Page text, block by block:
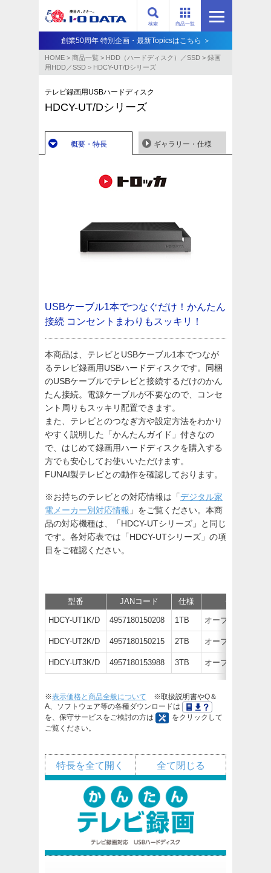
商品一覧
検索
創業50周年 特別企画・最新Topicsはこちら ＞
HOME > 商品一覧 > HDD（ハードディスク）／SSD > 録画
用HDD／SSD > HDCY-UT/Dシリーズ
テレビ録画用USBハードディスク
HDCY-UT/Dシリーズ
概要・特長 ギャラリー・仕様
USBケーブル1本でつなぐだけ！かんたん
接続 コンセントまわりもスッキリ！
本商品は、テレビとUSBケーブル1本でつなが
るテレビ録画用USBハードディスクです。同梱
のUSBケーブルでテレビと接続するだけのかん
たん接続。電源ケーブルが不要なので、コンセ
ント周りもスッキリ配置できます。
また、テレビとのつなぎ方や設定方法をわかり
やすく説明した「かんたんガイド」付きなの
で、はじめて録画用ハードディスクを購入する
方でも安心してお使いいただけます。
FUNAI製テレビとの動作を確認しております。
※お持ちのテレビとの対応情報は「デジタル家
電メーカー別対応情報 」をご覧ください。本商
品の対応機種は、「HDCY-UTシリーズ」と同じ
です。各対応表では「HDCY-UTシリーズ」の項
目をご確認ください。
型番 JANコード 仕様 価格
HDCY-UT1K/D 4957180150208 1TB オープン価格
HDCY-UT2K/D 4957180150215 2TB オープン価格
HDCY-UT3K/D 4957180153988 3TB オープン価格
※表示価格と商品全般について ※取扱説明書やQ＆
A、ソフトウェア等の各種ダウンロードは
を、保守サービスをご検討の方は
をクリックして
ご覧ください。
全て閉じる
特長を全て開く